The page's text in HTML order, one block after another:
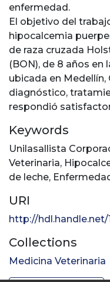
enfermedad.
El objetivo del
hipocalcemia
de raza cruzada
(BON), de 8 años en
ubicada en Medellín,
diagnóstico,
respondió
Keywords
Unilasallista
Veterinaria,
de leche,
URI
http://hdl.handle.net/
Collections
Medicina Veterinaria